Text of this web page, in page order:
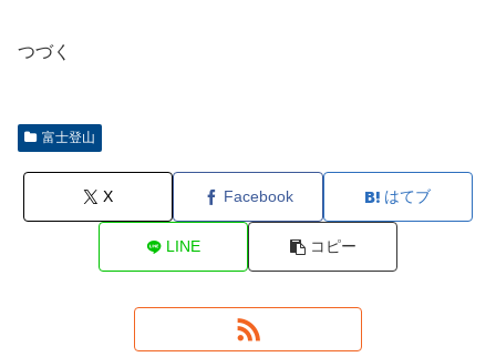
つづく
富士登山
X Facebook はてブ
LINE コピー